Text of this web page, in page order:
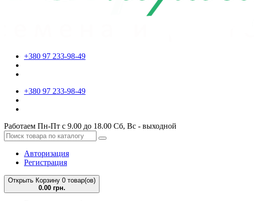
+380 97 233-98-49
+380 97 233-98-49
Работаем Пн-Пт с 9.00 до 18.00 Сб, Вс - выходной
Авторизация
Регистрация
Открыть Корзину 0 товар(ов)
0.00 грн.